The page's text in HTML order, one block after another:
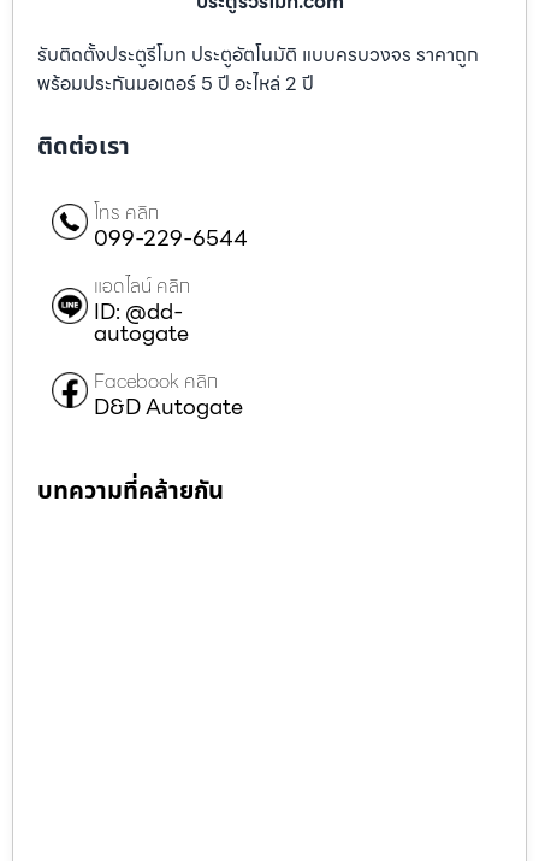
รับติดตั้งประตูรีโมท ประตูอัตโนมัติ แบบครบวงจร ราคาถูก
พร้อมประกันมอเตอร์ 5 ปี อะไหล่ 2 ปี
ติดต่อเรา
โทร คลิก
099-229-6544
แอดไลน์ คลิก
ID: @dd-
autogate
Facebook คลิก
D&D Autogate
บทความที่คล้ายกัน